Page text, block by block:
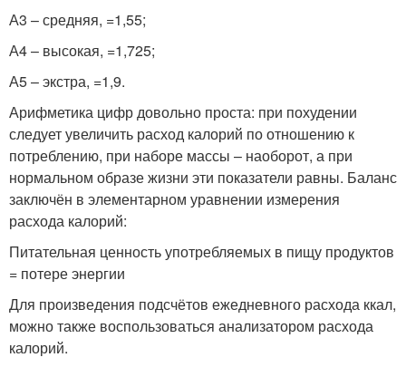
А3 – средняя, =1,55;
А4 – высокая, =1,725;
А5 – экстра, =1,9.
Арифметика цифр довольно проста: при похудении
следует увеличить расход калорий по отношению к
потреблению, при наборе массы – наоборот, а при
нормальном образе жизни эти показатели равны. Баланс
заключён в элементарном уравнении измерения
расхода калорий:
Питательная ценность употребляемых в пищу продуктов
= потере энергии
Для произведения подсчётов ежедневного расхода ккал,
можно также воспользоваться анализатором расхода
калорий.